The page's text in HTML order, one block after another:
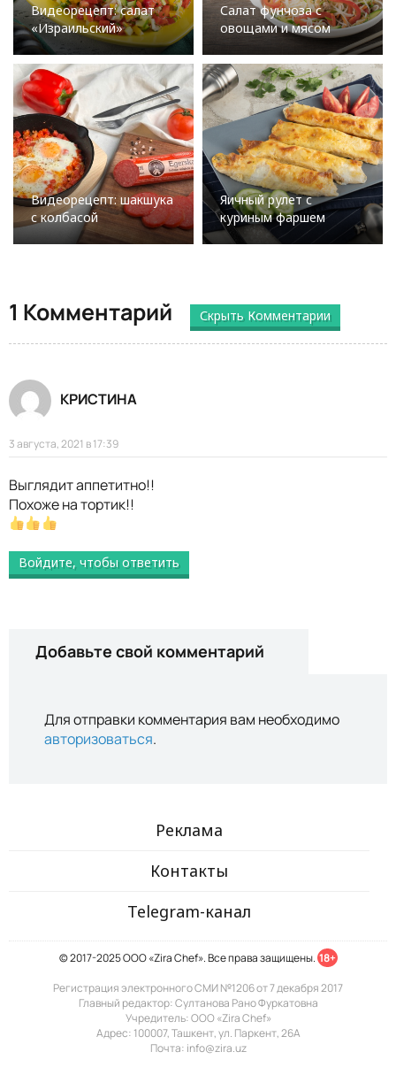
Видеорецепт: салат
«Израильский»
Салат фунчоза с
овощами и мясом
Видеорецепт: шакшука
с колбасой
Яичный рулет с
куриным фаршем
1 Комментарий Скрыть Комментарии
КРИСТИНА
3 августа, 2021 в 17:39
Выглядит аппетитно!!
Похоже на тортик!!
Войдите, чтобы ответить
Добавьте свой комментарий
Для отправки комментария вам необходимо
авторизоваться.
Реклама
Контакты
Telegram-канал
© 2017-2025 ООО «Zira Chef». Все права защищены. 18+
Регистрация электронного СМИ №1206 от 7 декабря 2017
Главный редактор: Султанова Рано Фуркатовна
Учредитель: ООО «Zira Chef»
Адрес: 100007, Ташкент, ул. Паркент, 26А
Почта: info@zira.uz